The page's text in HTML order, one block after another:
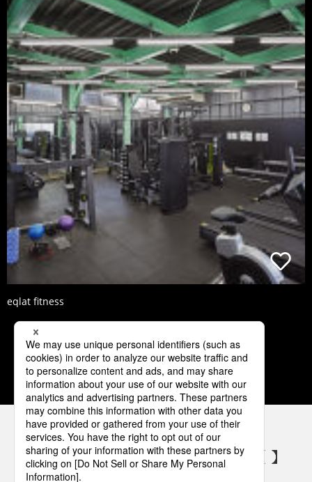
eqlat fitness
1 2 3 4 5
パナソニックの電気設備 SNSアカウント